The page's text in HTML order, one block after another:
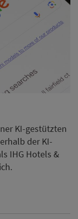
KI-gestützten
der KI-
IHG Hotels &